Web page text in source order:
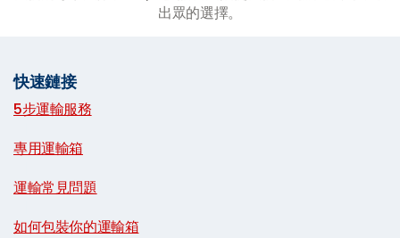
出眾的選擇。
快速鏈接
5步運輸服務
專用運輸箱
運輸常見問題
如何包裝你的運輸箱